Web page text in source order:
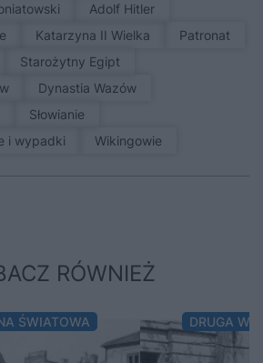
Adolf Hitler
Katarzyna II Wielka
patronat
Starożytny Egipt
Dynastia Wazów
Słowianie
i wypadki
Wikingowie
RÓWNIEŻ
ŚWIATOWA DRUGA